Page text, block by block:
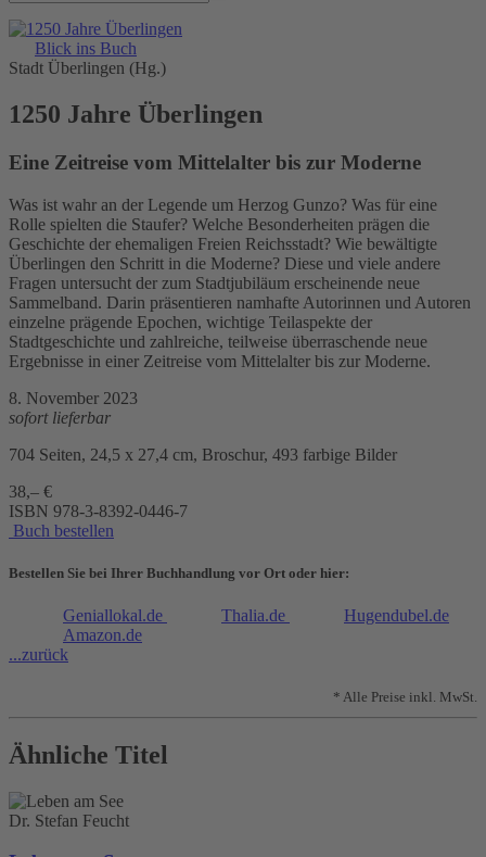
Blick ins Buch
Stadt Überlingen (Hg.)
1250 Jahre Überlingen
Eine Zeitreise vom Mittelalter bis zur Moderne
Was ist wahr an der Legende um Herzog Gunzo? Was für eine
Rolle spielten die Staufer? Welche Besonderheiten prägen die
Geschichte der ehemaligen Freien Reichsstadt? Wie bewältigte
Überlingen den Schritt in die Moderne? Diese und viele andere
Fragen untersucht der zum Stadtjubiläum erscheinende neue
Sammelband. Darin präsentieren namhafte Autorinnen und Autoren
einzelne prägende Epochen, wichtige Teilaspekte der
Stadtgeschichte und zahlreiche, teilweise überraschende neue
Ergebnisse in einer Zeitreise vom Mittelalter bis zur Moderne.
8. November 2023
sofort lieferbar
704 Seiten, 24,5 x 27,4 cm, Broschur, 493 farbige Bilder
38,– €
ISBN 978-3-8392-0446-7
Buch bestellen
Bestellen Sie bei Ihrer Buchhandlung vor Ort oder hier:
Geniallokal.de Thalia.de
Hugendubel.de
Amazon.de
...zurück
* Alle Preise inkl. MwSt.
Ähnliche Titel
Dr. Stefan Feucht